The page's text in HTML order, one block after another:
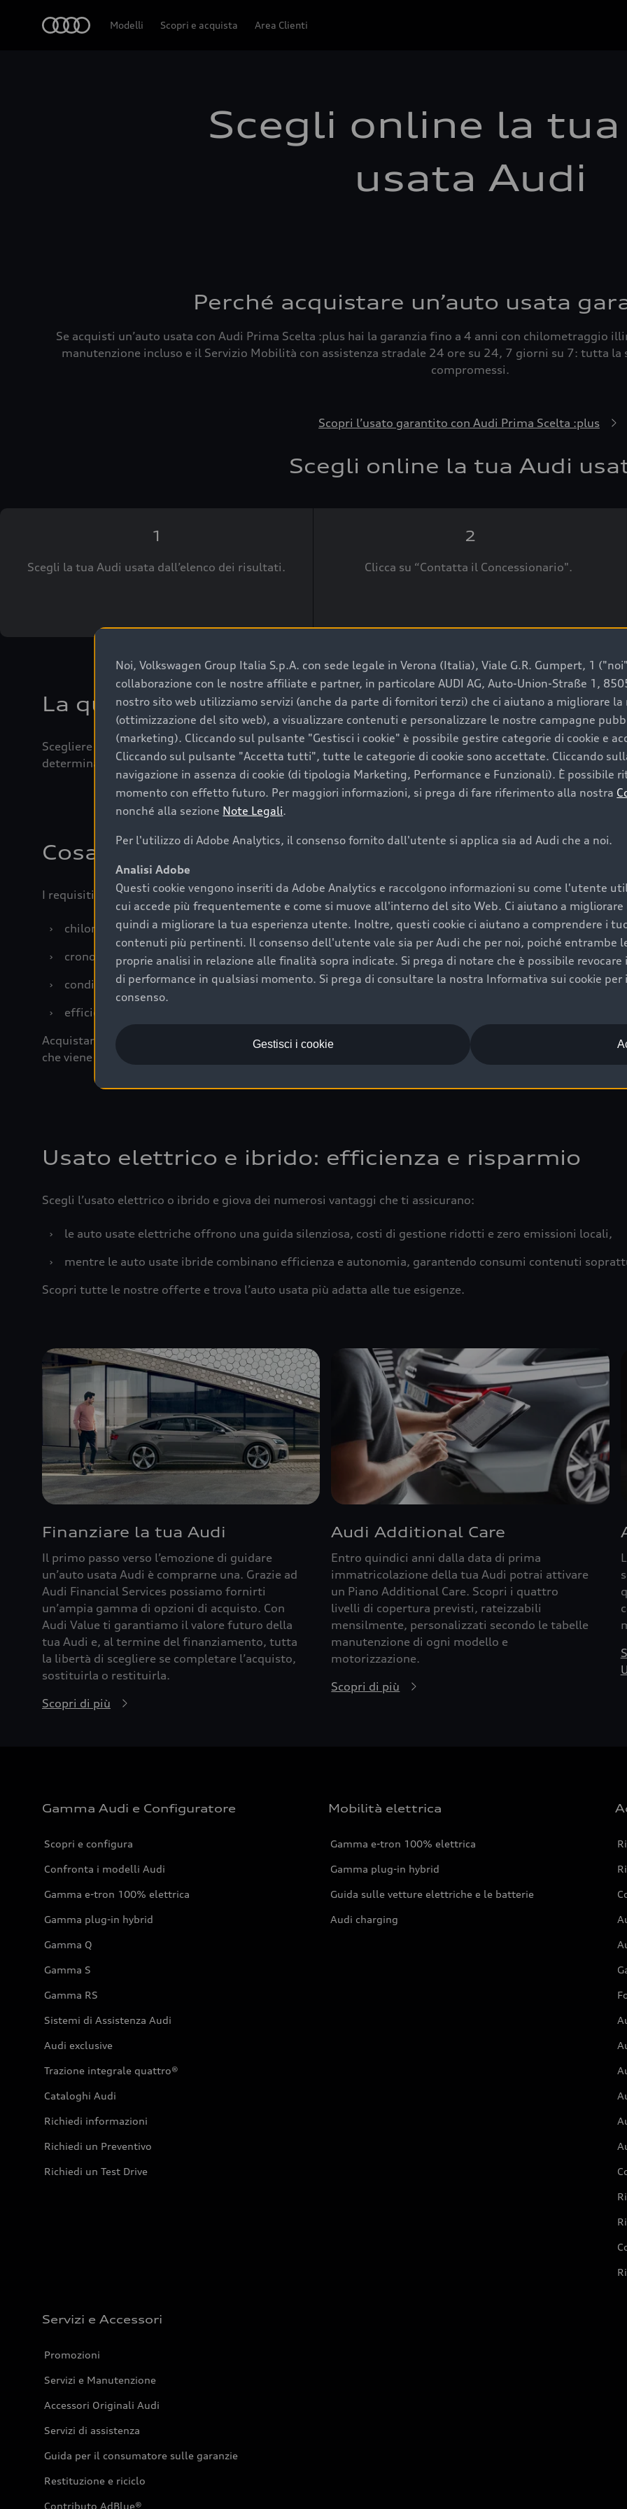
Modelli Scopri e acquista Area Clienti
Scegli online la
usata Audi
Perché acquistare un’auto usata
Se acquisti un’auto usata con Audi Prima Scelta :plus hai la garanzia fino a 4 anni con chilometraggio
manutenzione incluso e il Servizio Mobilità con assistenza stradale 24 ore su 24, 7 giorni su 7: tutta la
compromessi.
Scopri l’usato garantito con Audi Prima Scelta :plus
Scegli online la tua Audi
1
Scegli la tua Audi usata dall’elenco dei risultati.
2
Clicca su “Contatta il Concessionario".
La qualità di acquistare un’auto usata Audi
Scegliere un’auto usata è una decisione che coniuga convenienza, affidabilità e sostenibilità. Per fare un
determinanti come la garanzia inclusa e l’affidabilità del marchio. Audi offre l’auto usata perfetta tramite
Cosa sapere prima di acquistare la tua prossima
I requisiti fondamentali da considerare prima di acquistare un’auto usata, oltre al prezzo e all'aspetto,
›
chilometraggio: un valore contenuto corrisponde a uno stato migliore del veicolo e a una maggiore
›
cronologia dei tagliandi: una documentazione completa della vettura certifica una manutenzione
›
condizioni della carrozzeria e degli interni: una buona conservazione evidenzia cura e attenzione del
›
efficienza meccanica: motore, trasmissione e componenti principali in ottimo stato garantiscono
Acquistare un’auto usata in una Concessionaria ufficiale Audi che offre l’usato garantito tramite Audi
che viene sottoposto a 110 controlli approfonditi e coperto da garanzia fino a 4 anni per una maggiore
Usato elettrico e ibrido: efficienza e risparmio
Scegli l’usato elettrico o ibrido e giova dei numerosi vantaggi che ti assicurano:
›
le auto usate elettriche offrono una guida silenziosa, costi di gestione ridotti e zero emissioni locali,
›
mentre le auto usate ibride combinano efficienza e autonomia, garantendo consumi contenuti
Scopri tutte le nostre offerte e trova l’auto usata più adatta alle tue esigenze.
Finanziare la tua Audi
Il primo passo verso l’emozione di guidare
un’auto usata Audi è comprarne una. Grazie ad
Audi Financial Services possiamo fornirti
un’ampia gamma di opzioni di acquisto. Con
Audi Value ti garantiamo il valore futuro della
tua Audi e, al termine del finanziamento, tutta
la libertà di scegliere se completare l’acquisto,
sostituirla o restituirla.
Scopri di più
Audi Additional Care
Entro quindici anni dalla data di prima
immatricolazione della tua Audi potrai attivare
un Piano Additional Care. Scopri i quattro
livelli di copertura previsti, rateizzabili
mensilmente, personalizzati secondo le tabelle
manutenzione di ogni modello e
motorizzazione.
Scopri di più
Gamma Audi e Configuratore
Scopri e configura
Confronta i modelli Audi
Gamma e-tron 100% elettrica
Gamma plug-in hybrid
Gamma Q
Gamma S
Gamma RS
Sistemi di Assistenza Audi
Audi exclusive
Trazione integrale quattro®
Cataloghi Audi
Richiedi informazioni
Richiedi un Preventivo
Richiedi un Test Drive
Mobilità elettrica
Gamma e-tron 100% elettrica
Gamma plug-in hybrid
Guida sulle vetture elettriche e le batterie
Audi charging
Servizi e Accessori
Promozioni
Servizi e Manutenzione
Accessori Originali Audi
Servizi di assistenza
Guida per il consumatore sulle garanzie
Restituzione e riciclo
Contributo AdBlue®
Noi, Volkswagen Group Italia S.p.A. con sede legale in Verona (Italia), Viale G.R. Gumpert, 1
collaborazione con le nostre affiliate e partner, in particolare AUDI AG, Auto-Union-Straße 1,
nostro sito web utilizziamo servizi (anche da parte di fornitori terzi) che ci aiutano a migliorare la
(ottimizzazione del sito web), a visualizzare contenuti e personalizzare le nostre campagne
(marketing). Cliccando sul pulsante "Gestisci i cookie" è possibile gestire categorie di cookie e
Cliccando sul pulsante "Accetta tutti", tutte le categorie di cookie sono accettate. Cliccando
navigazione in assenza di cookie (di tipologia Marketing, Performance e Funzionali). È possibile
momento con effetto futuro. Per maggiori informazioni, si prega di fare riferimento alla nostra
nonché alla sezione Note Legali.
Per l'utilizzo di Adobe Analytics, il consenso fornito dall'utente si applica sia ad Audi che a noi.
Analisi Adobe
Questi cookie vengono inseriti da Adobe Analytics e raccolgono informazioni su come l'utente
cui accede più frequentemente e come si muove all'interno del sito Web. Ci aiutano a
quindi a migliorare la tua esperienza utente. Inoltre, questi cookie ci aiutano a comprendere i
contenuti più pertinenti. Il consenso dell'utente vale sia per Audi che per noi, poiché entrambe
proprie analisi in relazione alle finalità sopra indicate. Si prega di notare che è possibile
di performance in qualsiasi momento. Si prega di consultare la nostra Informativa sui cookie per
consenso.
Gestisci i cookie